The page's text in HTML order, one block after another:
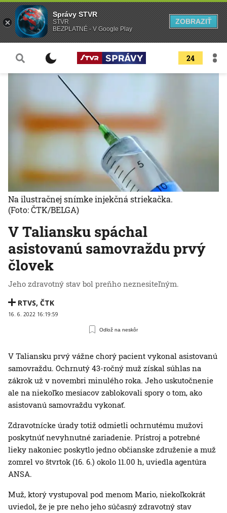
24
V Taliansku spáchal
asistovanú samovraždu prvý
človek
Jeho zdravotný stav bol preňho neznesiteľným.
RTVS, ČTK
16. 6. 2022 16:19:59
Odlož na neskôr
Na ilustračnej snímke injekčná striekačka.
(Foto: ČTK/BELGA)
V Taliansku prvý vážne chorý pacient vykonal asistovanú
samovraždu. Ochrnutý 43-ročný muž získal súhlas na
zákrok už v novembri minulého roka. Jeho uskutočnenie
ale na niekoľko mesiacov zablokovali spory o tom, ako
asistovanú samovraždu vykonať.
Zdravotnícke úrady totiž odmietli ochrnutému mužovi
poskytnúť nevyhnutné zariadenie. Prístroj a potrebné
lieky nakoniec poskytlo jedno občianske združenie a muž
zomrel vo štvrtok (16. 6.) okolo 11.00 h, uviedla agentúra
ANSA.
Muž, ktorý vystupoval pod menom Mario, niekoľkokrát
uviedol, že je pre neho jeho súčasný zdravotný stav
Správy STVR
STVR
BEZPLATNÉ - V Google Play
ZOBRAZIŤ